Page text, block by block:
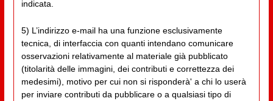
indicata.
5) L’indirizzo e-mail ha una funzione esclusivamente
tecnica, di interfaccia con quanti intendano comunicare
osservazioni relativamente al materiale già pubblicato
(titolarità delle immagini, dei contributi e correttezza dei
medesimi), motivo per cui non si risponderà' a chi lo userà
per inviare contributi da pubblicare o a qualsiasi tipo di